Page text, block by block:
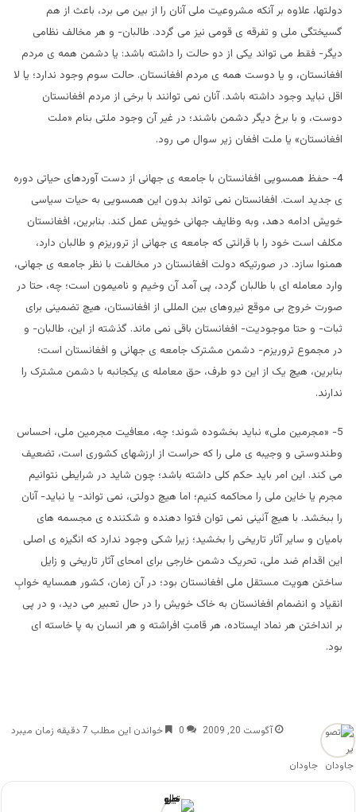
دولتها، علاوه بر آنکه مشروعیت ملی آنان را از بین می برد، باعث از هم
گسیختگی ملی و تفرقه ی قومی نیز می گردد. طالبان- و هر مخالف نظامی
دیگر- فقط می تواند یکی از دو حالت را داشته باشد: یا دشمن همه ی مردم
افغانستان، و یا دوست همه ی مردم افغانستان. حالت سوم وجود ندارد؛ یا لا
اقل نباید وجود داشته باشد. آنان نمی توانند با برخی از مردم افغانستان
دوست، و با برخ دیگر دشمن باشند؛ در غیر آن وجود ملتی بنام «ملت
افغانستان» یا ملت افغان زیر سوال می رود.
4- حفظ همسویی افغانستان با جامعه ی جهانی از دست آوردهای حیاتی دوره
ی جدید است. افغانستان نمی تواند بدون این همسویی به حیات سیاسی
خویش ادامه دهد، وبه وظایف جهانی خویش عمل کند. بنابرین، افغانستان
مکلف است خود را با قرائتی که جامعه ی جهانی از تروریزم و طالبان دارد،
همنوا سازد. در صورتیکه دولت افغانستان در مخالفت با نظر جامعه ی جهانی،
وارد معامله ای با طالبان گردد، پی آمد آن وخیم و نامیمون است؛ چه، حتا در
صورت خروج بی موقع نیروهای بین المللی از افغانستان، هیچ تضمینی برای
ثبات- و حتا موجودیت- افغانستان باقی نمی ماند. گذشته از این، طالبان- و
در مجموع تروریزم- دشمن مشترک جامعه ی جهانی و افغانستان است؛
بنابرین، هیچ یک از این دو طرف، حق معامله ی یکجانبه با دشمن مشترک را
ندارند.
5- «مجرمین ملی» نباید بخشوده شوند؛ چه، معافیت مجرمین ملی، احساس
وطندوستی و وجیبه ی ملی را که حراست از ارزشهای کشوری است، تضعیف
می کند. این امر باید حکم کلی داشته باشد؛ چون شاید در شرایطی نتوانیم
مجرم یا خاین ملی را محاکمه کنیم؛ اما هیچ دولتی، نمی تواند- یا نباید- آنان
را ببخشد. با هیچ آئینی نمی توان فتوا دهنده و شکننده ی مجسمه های
بامیان و سایر آثار تاریخی را بخشید؛ زیرا شکی وجود ندارد که انگیزه ی اصلی
این اقدام ضد ملی، تحریک دشمن خارجی برای امحای آثار تاریخی و زایل
ساختن هویت مستقل ملی افغانستان بود؛ در آن زمان، کشور همسایه خوابِ
انقیاد و انضمام افغانستان به خاک خویش را در حال تعبیر می دید، و در پی
بر انداختن هر نماد ایستاده، هر قامتِ افراشته و هر انسان به پا خاسته ای
بود.
جاودان
آگوست 20, 2009 0 خواندن این مطلب 7 دقیقه زمان میبرد